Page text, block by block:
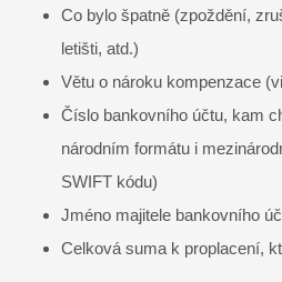
Co bylo špatně (zpoždění,
letišti, atd.)
Větu o nároku kompenzace
Číslo bankovního účtu, kam
národním formátu i
SWIFT kódu)
Jméno majitele bankovního
Celková suma k proplacení,